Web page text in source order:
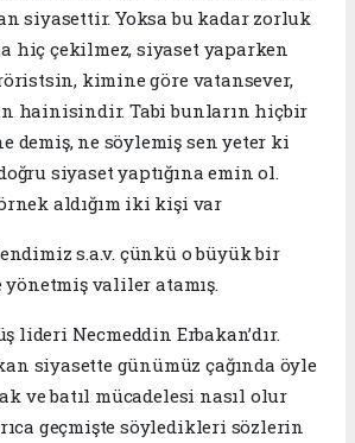
siyasettir. Yoksa bu kadar zorluk
hiç çekilmez, siyaset yaparken
kimine göre vatansever,
hainisindir. Tabi bunların hiçbir
demiş, ne söylemiş sen yeter ki
siyaset yaptığına emin ol.
aldığım iki kişi var
s.a.v. çünkü o büyük bir
valiler atamış.
lideri Necmeddin Erbakan’dır.
siyasette günümüz çağında öyle
ve batıl mücadelesi nasıl olur
geçmişte söyledikleri sözlerin